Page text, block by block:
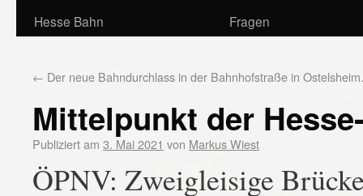
Hesse Bahn
Fragen
← Der neue Bahndurchlass in der Bahnhofstraße in Ostelsheim.
Mittelpunkt der
Publiziert am 3. Mai 2021 von Markus Wiest
ÖPNV: Zweigleisige